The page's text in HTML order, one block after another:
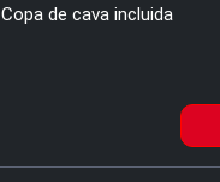
Copa de cava incluida